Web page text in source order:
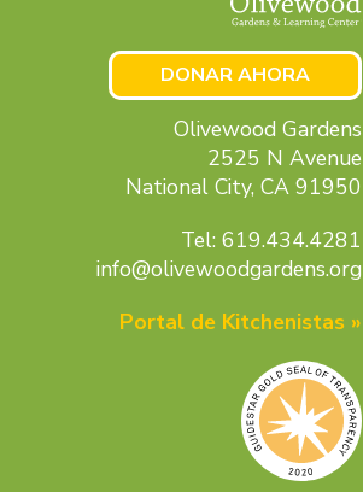
DONAR AHORA
Olivewood Gardens
2525 N Avenue
National City, CA 91950
Tel: 619.434.4281
info@olivewoodgardens.org
Portal de Kitchenistas »